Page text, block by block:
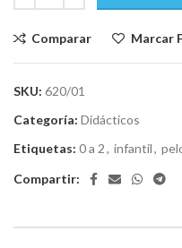
Comparar Marcar
SKU: 620/01
Categoría: Didácticos
Etiquetas: 0 a 2, infantil,
Compartir: